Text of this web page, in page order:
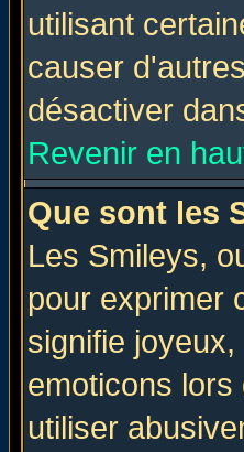
utilisant
causer
désactiver
Revenir en
Que sont les
Les Smileys,
pour exprimer
signifie
emoticons
utiliser